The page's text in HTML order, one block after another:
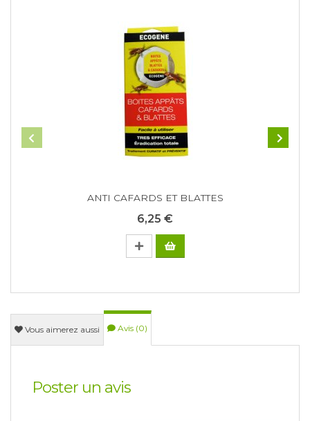
ANTI CAFARDS ET BLATTES
6,25 €
Vous aimerez aussi Avis (0)
Poster un avis